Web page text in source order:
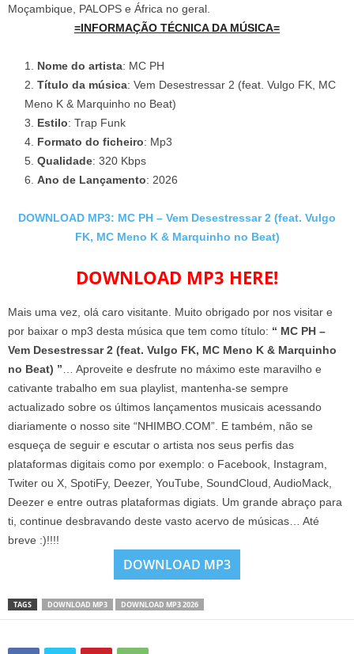
Moçambique, PALOPS e África no geral.
=INFORMAÇÃO TÉCNICA DA MÚSICA=
Nome do artista: MC PH
Título da música: Vem Desestressar 2 (feat. Vulgo FK, MC
Meno K & Marquinho no Beat)
Estilo: Trap Funk
Formato do ficheiro: Mp3
Qualidade: 320 Kbps
Ano de Lançamento: 2026
DOWNLOAD MP3: MC PH – Vem Desestressar 2 (feat. Vulgo
FK, MC Meno K & Marquinho no Beat)
DOWNLOAD MP3 HERE!
Mais uma vez, olá caro visitante. Muito obrigado por nos visitar e
por baixar o mp3 desta música que tem como título: “ MC PH –
Vem Desestressar 2 (feat. Vulgo FK, MC Meno K & Marquinho
no Beat) ” … Aproveite e desfrute no máximo este maravilho e
cativante trabalho em sua playlist, mantenha-se sempre
actualizado sobre os últimos lançamentos musicais acessando
diariamente o nosso site “NHIMBO.COM”. E também, não se
esqueça de seguir e escutar o artista nos seus perfis das
plataformas digitais como por exemplo: o Facebook, Instagram,
Twiter ou X, SpotiFy, Deezer, YouTube, SoundCloud, AudioMack,
Deezer e entre outras plataformas digiats. Um grande abraço para
ti, continue desbravando deste vasto acervo de músicas… Até
breve :)!!!!
DOWNLOAD MP3
TAGS DOWNLOAD MP3 DOWNLOAD MP3 2026